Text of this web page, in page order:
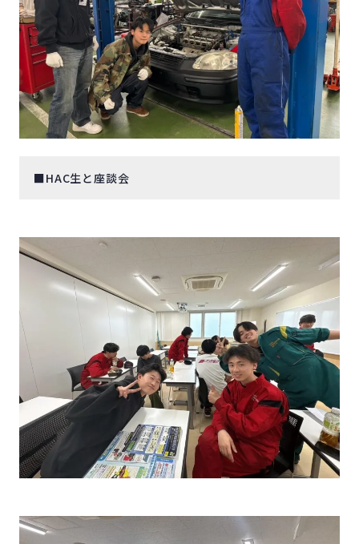
■HAC生と座談会